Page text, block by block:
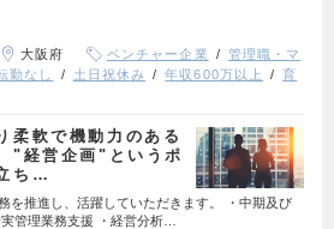
大阪府 ベンチャー企業
管理職・マ
勤なし 土日祝休み 年収600万以上
育
柔軟で機動力のある
"経営企画"というポ
ち…
を推進し、活躍していただきます。 ・中期及び
管理業務支援 ・経営分析…